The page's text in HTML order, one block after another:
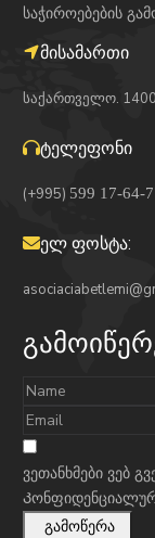
საჭიროებების
მისამართი
საქართველო.
ტელეფონი
(+995) 599 17-64-
ელ ფოსტა:
ვეთანხმები ვებ
გამოწერა